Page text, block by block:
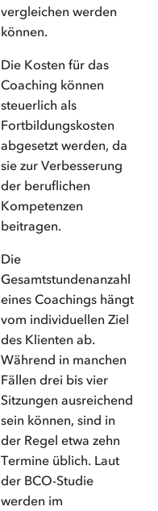
vergleichen werden
können.
Die Kosten für das
Coaching können
steuerlich als
Fortbildungskosten
abgesetzt werden, da
sie zur Verbesserung
der beruflichen
Kompetenzen
beitragen.
Die
Gesamtstundenanzahl
eines Coachings hängt
vom individuellen Ziel
des Klienten ab.
Während in manchen
Fällen drei bis vier
Sitzungen ausreichend
sein können, sind in
der Regel etwa zehn
Termine üblich. Laut
der BCO-Studie
werden im